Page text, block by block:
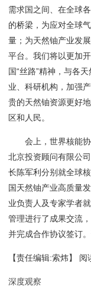
需求国之间、在全球
的桥梁，为应对全球
量；为天然铀产业发
平台。我们将以更加
国“丝路”精神，与各
业、科研机构，加强
贵的天然铀资源更好
区和人民。
会上，世界核能协
北京投资顾问有限公
长陈军利分别就全球
国天然铀产业高质量
业负责人及专家学者
管理进行了成果交流
并完成合作协议签订
【责任编辑:索炜】 阅
深度观察